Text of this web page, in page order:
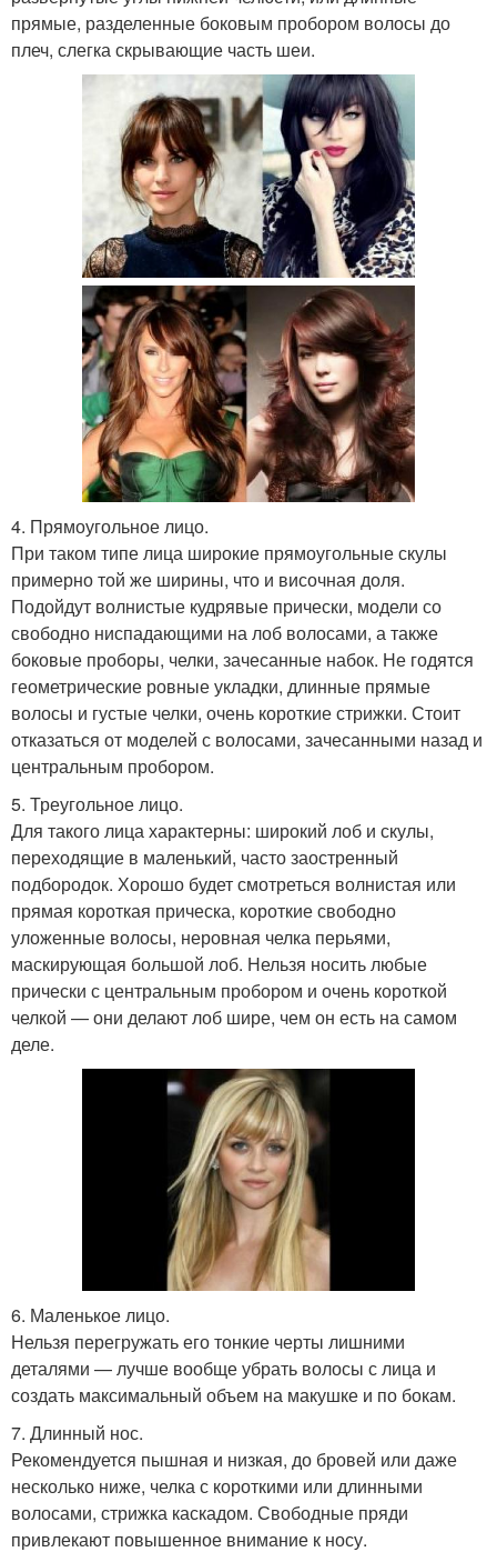
прямые, разделенные боковым пробором волосы до
плеч, слегка скрывающие часть шеи.
4. Прямоугольное лицо.
При таком типе лица широкие прямоугольные скулы
примерно той же ширины, что и височная доля.
Подойдут волнистые кудрявые прически, модели со
свободно ниспадающими на лоб волосами, а также
боковые проборы, челки, зачесанные набок. Не годятся
геометрические ровные укладки, длинные прямые
волосы и густые челки, очень короткие стрижки. Стоит
отказаться от моделей с волосами, зачесанными назад и
центральным пробором.
5. Треугольное лицо.
Для такого лица характерны: широкий лоб и скулы,
переходящие в маленький, часто заостренный
подбородок. Хорошо будет смотреться волнистая или
прямая короткая прическа, короткие свободно
уложенные волосы, неровная челка перьями,
маскирующая большой лоб. Нельзя носить любые
прически с центральным пробором и очень короткой
челкой — они делают лоб шире, чем он есть на самом
деле.
6. Маленькое лицо.
Нельзя перегружать его тонкие черты лишними
деталями — лучше вообще убрать волосы с лица и
создать максимальный объем на макушке и по бокам.
7. Длинный нос.
Рекомендуется пышная и низкая, до бровей или даже
несколько ниже, челка с короткими или длинными
волосами, стрижка каскадом. Свободные пряди
привлекают повышенное внимание к носу.